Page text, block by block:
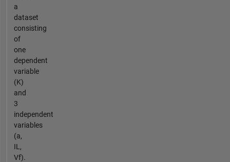
a
dataset
consisting
of
one
dependent
variable
(K)
and
3
independent
variables
(a,
IL,
Vf).